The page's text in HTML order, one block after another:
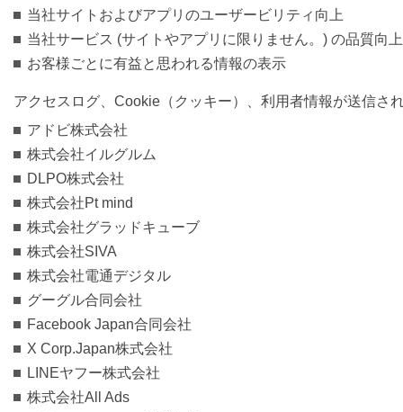
当社サイトおよびアプリのユーザービリティ向上
当社サービス (サイトやアプリに限りません。) の品質向上
お客様ごとに有益と思われる情報の表示
アクセスログ、Cookie（クッキー）、利用者情報が送信さ
アドビ株式会社
株式会社イルグルム
DLPO株式会社
株式会社Pt mind
株式会社グラッドキューブ
株式会社SIVA
株式会社電通デジタル
グーグル合同会社
Facebook Japan合同会社
X Corp.Japan株式会社
LINEヤフー株式会社
株式会社All Ads